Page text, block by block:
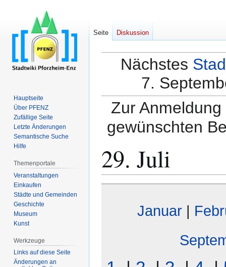
Nächstes
7.
Zur
gewünschten
29. Juli
Januar|
Seite Diskussion
Hauptseite
Über PFENZ
Zufällige Seite
Letzte Änderungen
Semantische Suche
Hilfe
Themenportale
Veranstaltungen
Einkaufen
Städte und Gemeinden
Geschichte
Museum
Kunst
Werkzeuge
Links auf diese Seite
Änderungen an